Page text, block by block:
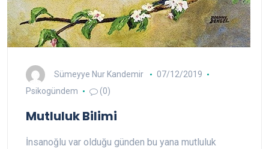
Sümeyye Nur Kandemir
07/12/2019
Psikogündem
(0)
Mutluluk Bilimi
İnsanoğlu var olduğu günden bu yana mutluluk